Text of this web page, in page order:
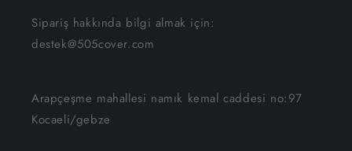
Sipariş hakkında bilgi almak için:
destek@505cover.com
Arapçeşme mahallesi namık kemal caddesi no:97
Kocaeli/gebze